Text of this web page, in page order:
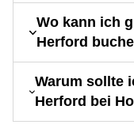
Wo kann ich
Herford
Warum sollte
Herford bei